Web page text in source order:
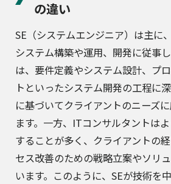
の違い
SE（システムエンジニア）は主に
システム構築や運用、開発に従事
は、要件定義やシステム設計、プ
トといったシステム開発の工程に
に基づいてクライアントのニーズ
ます。一方、ITコンサルタントは
することが多く、クライアントの
セス改善のための戦略立案やソリ
います。このように、SEが技術を